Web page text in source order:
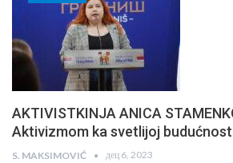
AKTIVISTKINJA ANICA
Aktivizmom ka svetlijoj
S. MAKSIMOVIĆ дец 6, 2023